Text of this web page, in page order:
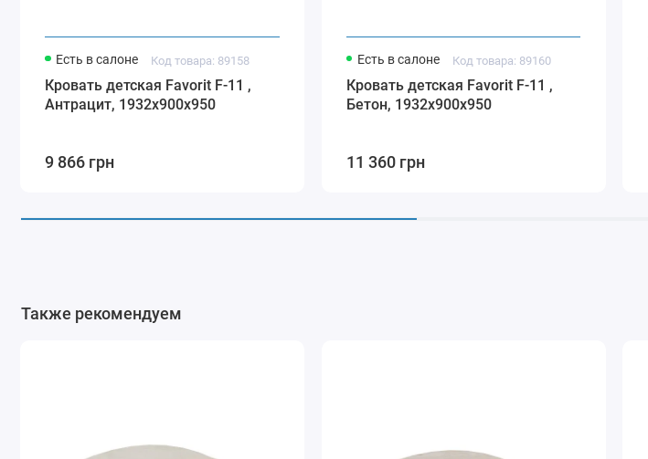
Есть в салоне Код товара: 89158
Кровать детская Favorit F-11 ,
Антрацит, 1932х900х950
9 866 грн
Есть в салоне Код товара: 89160
Кровать детская Favorit F-11 ,
Бетон, 1932х900х950
11 360 грн
Также рекомендуем